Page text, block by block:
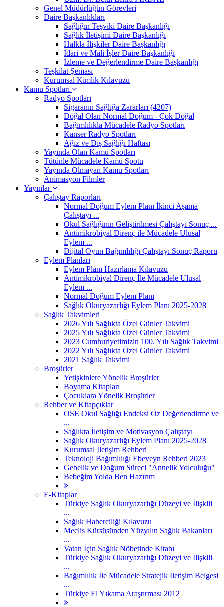
Genel Müdürlüğün Görevleri
Daire Başkanlıkları
Sağlığın Teşviki Daire Başkanlığı
Sağlık İletişimi Daire Başkanlığı
Halkla İlişkiler Daire Başkanlığı
İdari ve Mali İşler Daire Başkanlığı
İzleme ve Değerlendirme Daire Başkanlığı
Teşkilat Şeması
Kurumsal Kimlik Kılavuzu
Kamu Spotları
Radyo Spotları
Sigaranın Sağlığa Zararları (4207)
Doğal Olan Normal Doğum - Çok Doğal
Bağımlılıkla Mücadele Radyo Spotları
Kanser Radyo Spotları
Ağız ve Diş Sağlığı Haftası
Yayında Olan Kamu Spotları
Tütünle Mücadele Kamu Spotu
Yayında Olmayan Kamu Spotları
Animasyon Filmler
Yayınlar
Çalıştay Raporları
Normal Doğum Eylem Planı İkinci Aşama
Çalıştayı ...
Okul Sağlığının Geliştirilmesi Çalıştayı Sonuç ...
Antimikrobiyal Direnç ile Mücadele Ulusal
Eylem ...
Dijital Oyun Bağımlılığı Çalıştayı Sonuç Raporu
Eylem Planları
Eylem Planı Hazırlama Kılavuzu
Antimikrobiyal Direnç İle Mücadele Ulusal
Eylem ...
Normal Doğum Eylem Planı
Sağlık Okuryazarlığı Eylem Planı 2025-2028
Sağlık Takvimleri
2026 Yılı Sağlıkta Özel Günler Takvimi
2025 Yılı Sağlıkta Özel Günler Takvimi
2023 Cumhuriyetimizin 100. Yılı Sağlık Takvimi
2022 Yılı Sağlıkta Özel Günler Takvimi
2021 Sağlık Takvimi
Broşürler
Yetişkinlere Yönelik Broşürler
Boyama Kitapları
Çocuklara Yönelik Broşürler
Rehber ve Kitapçıklar
OSE Okul Sağlığı Endeksi Öz Değerlendirme ve
...
Sağlıkta İletişim ve Motivasyon Çalıştayı
Sağlık Okuryazarlığı Eylem Planı 2025-2028
Kurumsal İletişim Rehberi
Teknoloji Bağımlılığı Ebeveyn Rehberi 2023
Gebelik ve Doğum Süreci "Annelik Yolculuğu"
Bebeğim Yolda Ben Hazırım
E-Kitaplar
Türkiye Sağlık Okuryazarlığı Düzeyi ve İlişkili
...
Sağlık Haberciliği Kılavuzu
Meclis Kürsüsünden Yüzyılın Sağlık Bakanları
...
Vatan İçin Sağlık Nöbetinde Kitabı
Türkiye Sağlık Okuryazarlığı Düzeyi ve İlişkili
...
Bağımlılık İle Mücadele Stratejik İletişim Belgesi
...
Türkiye El Yıkama Araştırması 2012